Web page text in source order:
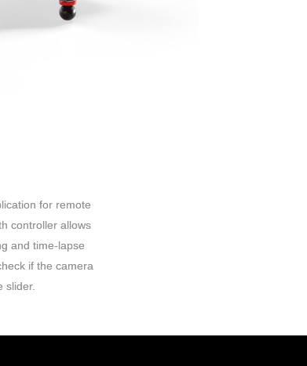
for remote
controller allows
and time-lapse
if the camera
slider.